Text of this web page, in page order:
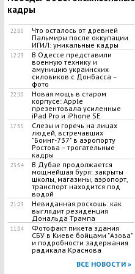
кадры
22:00
Что осталось от древней
Пальмиры после оккупации
ИГИЛ: уникальные кадры
12:23
В Одессе представили
военную технику и
амуницию украинских
силовиков с Донбасса –
фото
22:10
Новая мощь в старом
корпусе: Apple
презентовала усиленные
iPad Pro и iPhone SE
17:55
Слезы и горечь на лицах
людей, встречавших
"Боинг-737" в аэропорту
Ростова – трогательные
кадры
23:54
В Дубае продолжается
мощнейшая буря: закрыты
школы, магазины, аэропорт,
транспорт находится под
водой
21:23
Невиданная роскошь: как
выглядит резиденция
Дональда Трампа
11:04
Фотофакт пикета здания
СБУ в Киеве бойцами "Азова"
и подробности задержания
радикала Краснова
ВСЕ НОВОСТИ »